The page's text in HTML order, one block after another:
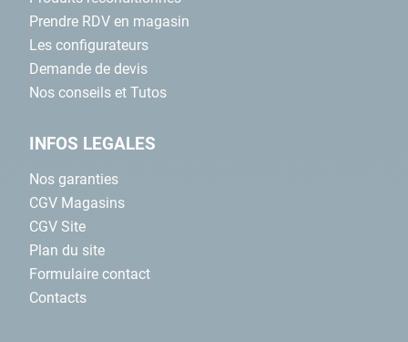
Prendre RDV en magasin
Les configurateurs
Demande de devis
Nos conseils et Tutos
INFOS LEGALES
Nos garanties
CGV Magasins
CGV Site
Plan du site
Formulaire contact
Contacts